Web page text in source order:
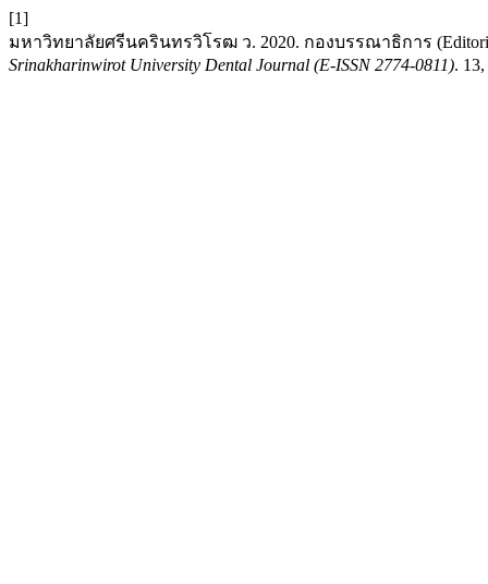
[1]
มหาวิทยาลัยศรีนครินทรวิโรฒ ว. 2020. กองบรรณาธิการ
Srinakharinwirot University Dental Journal (E-ISSN 2774-0811).